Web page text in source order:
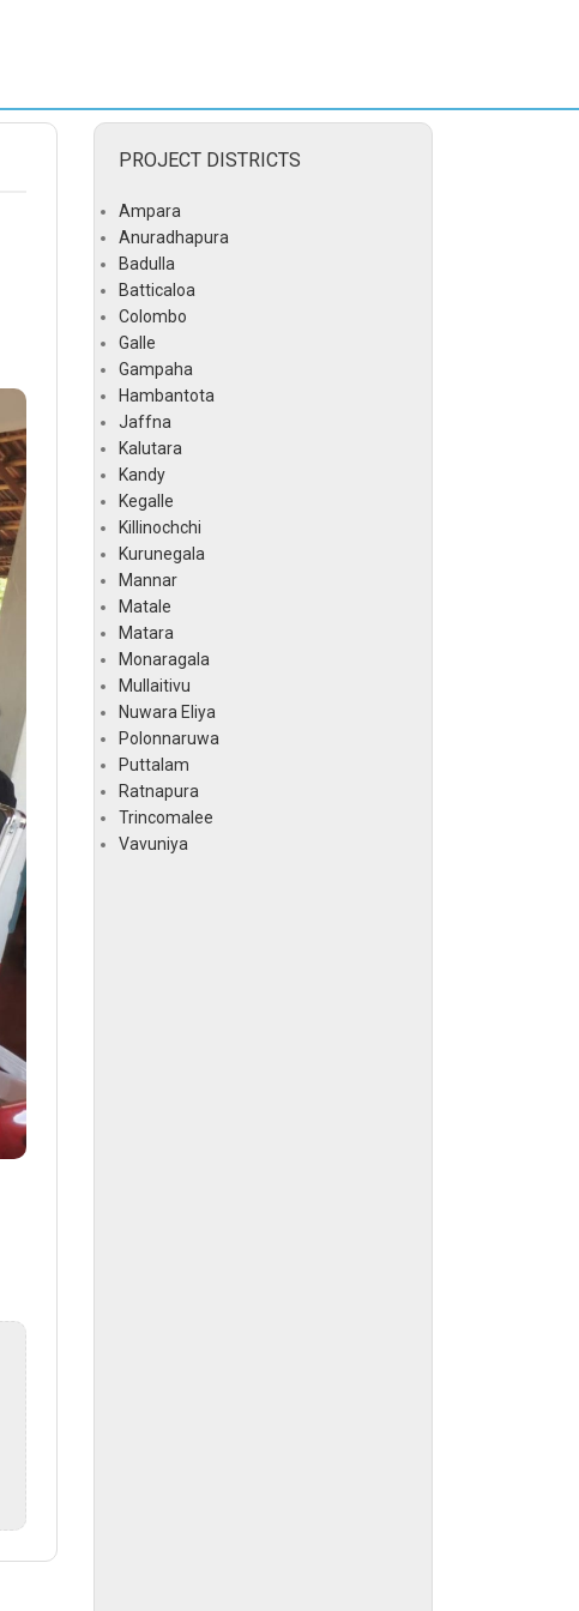
PROJECT DISTRICTS
Ampara
Anuradhapura
Badulla
Batticaloa
Colombo
Galle
Gampaha
Hambantota
Jaffna
Kalutara
Kandy
Kegalle
Killinochchi
Kurunegala
Mannar
Matale
Matara
Monaragala
Mullaitivu
Nuwara Eliya
Polonnaruwa
Puttalam
Ratnapura
Trincomalee
Vavuniya